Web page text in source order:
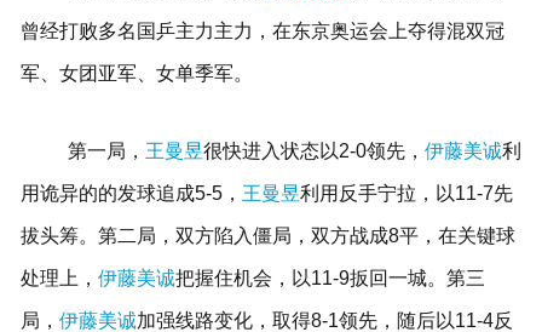
曾经打败多名国乒主力主力，在东京奥运会上夺得混双冠
军、女团亚军、女单季军。
第一局， 王曼昱很快进入状态以2-0领先，伊藤美诚利
用诡异的的发球追成5-5， 王曼昱利用反手宁拉，以11-7先
拔头筹。 第二局，双方陷入僵局，双方战成8平，在关键球
处理上， 伊藤美诚把握住机会，以11-9扳回一城。 第三
局， 伊藤美诚加强线路变化，取得8-1领先，随后以11-4反